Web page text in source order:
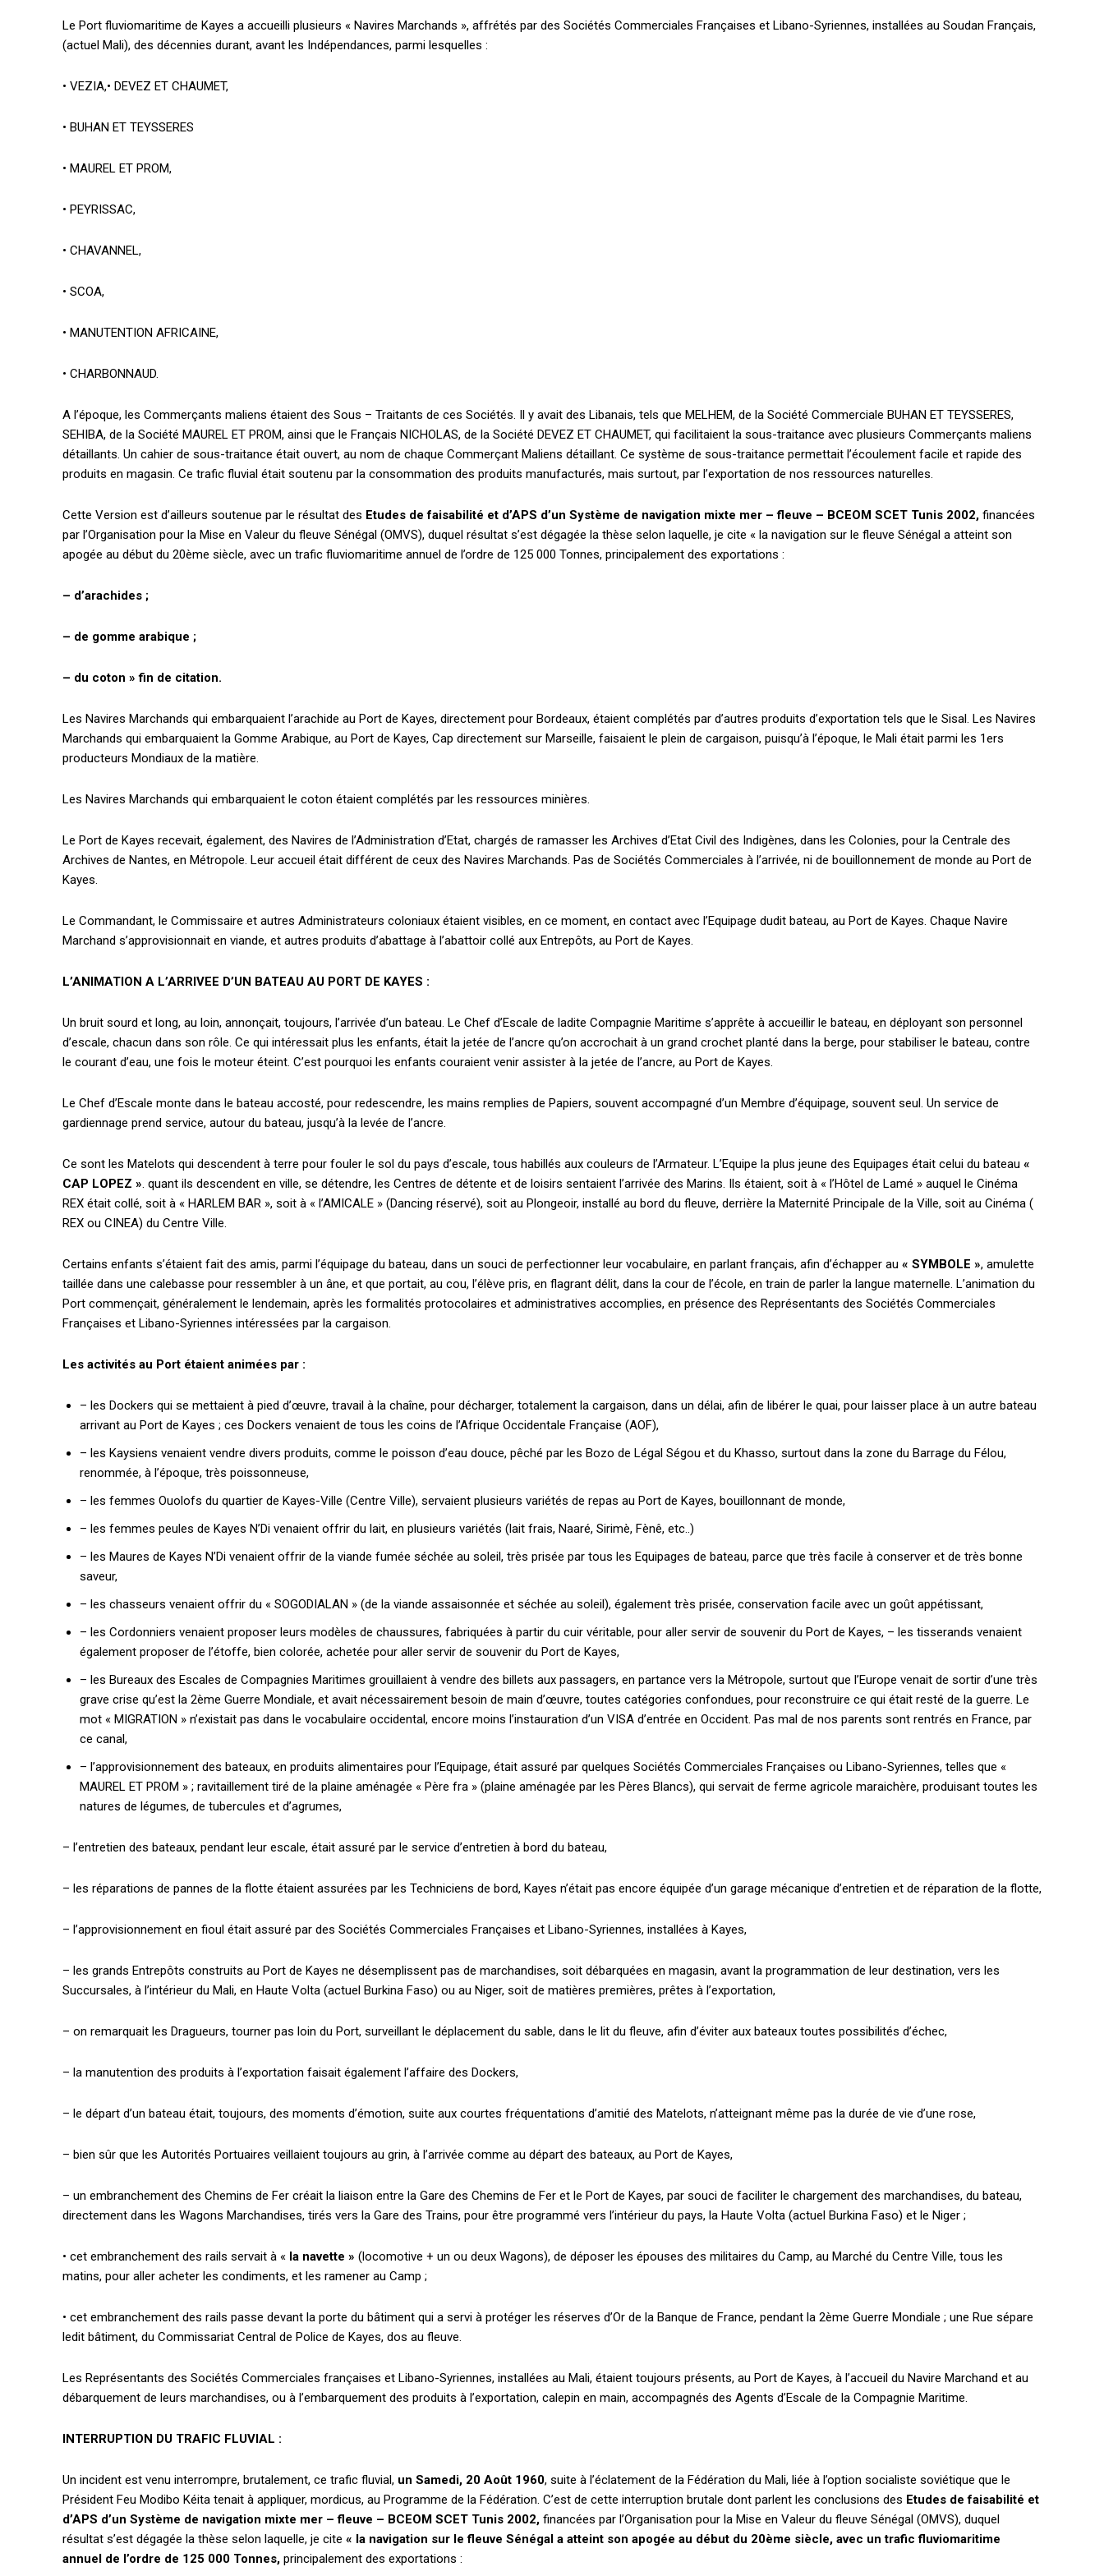
Accès gratuit
Gratuit /accès limité
Quelques articles
Annonces
Le magazine
CHOISIR LE FORFAIT
$22
Le magazine
Tous les articles
Annonces
CHOISIR LE FORFAIT
Le Port fluviomaritime de Kayes a accueilli plusieurs « Navires Marchands », affrétés par des Sociétés Commerciales Françaises et Libano-Syriennes, installées au Soudan Français,
(actuel Mali), des décennies durant, avant les Indépendances, parmi lesquelles :
• VEZIA,• DEVEZ ET CHAUMET,
• BUHAN ET TEYSSERES
• MAUREL ET PROM,
• PEYRISSAC,
• CHAVANNEL,
• SCOA,
• MANUTENTION AFRICAINE,
• CHARBONNAUD.
A l’époque, les Commerçants maliens étaient des Sous – Traitants de ces Sociétés. Il y avait des Libanais, tels que MELHEM, de la Société Commerciale BUHAN ET TEYSSERES,
SEHIBA, de la Société MAUREL ET PROM, ainsi que le Français NICHOLAS, de la Société DEVEZ ET CHAUMET, qui facilitaient la sous-traitance avec plusieurs Commerçants maliens
détaillants. Un cahier de sous-traitance était ouvert, au nom de chaque Commerçant Maliens détaillant. Ce système de sous-traitance permettait l’écoulement facile et rapide des
produits en magasin. Ce trafic fluvial était soutenu par la consommation des produits manufacturés, mais surtout, par l’exportation de nos ressources naturelles.
Cette Version est d’ailleurs soutenue par le résultat des Etudes de faisabilité et d’APS d’un Système de navigation mixte mer – fleuve – BCEOM SCET Tunis 2002, financées
par l’Organisation pour la Mise en Valeur du fleuve Sénégal (OMVS), duquel résultat s’est dégagée la thèse selon laquelle, je cite « la navigation sur le fleuve Sénégal a atteint son
apogée au début du 20ème siècle, avec un trafic fluviomaritime annuel de l’ordre de 125 000 Tonnes, principalement des exportations :
– d’arachides ;
– de gomme arabique ;
– du coton » fin de citation.
Les Navires Marchands qui embarquaient l’arachide au Port de Kayes, directement pour Bordeaux, étaient complétés par d’autres produits d’exportation tels que le Sisal. Les Navires
Marchands qui embarquaient la Gomme Arabique, au Port de Kayes, Cap directement sur Marseille, faisaient le plein de cargaison, puisqu’à l’époque, le Mali était parmi les 1ers
producteurs Mondiaux de la matière.
Les Navires Marchands qui embarquaient le coton étaient complétés par les ressources minières.
Le Port de Kayes recevait, également, des Navires de l’Administration d’Etat, chargés de ramasser les Archives d’Etat Civil des Indigènes, dans les Colonies, pour la Centrale des
Archives de Nantes, en Métropole. Leur accueil était différent de ceux des Navires Marchands. Pas de Sociétés Commerciales à l’arrivée, ni de bouillonnement de monde au Port de
Kayes.
Le Commandant, le Commissaire et autres Administrateurs coloniaux étaient visibles, en ce moment, en contact avec l’Equipage dudit bateau, au Port de Kayes. Chaque Navire
Marchand s’approvisionnait en viande, et autres produits d’abattage à l’abattoir collé aux Entrepôts, au Port de Kayes.
L’ANIMATION A L’ARRIVEE D’UN BATEAU AU PORT DE KAYES :
Un bruit sourd et long, au loin, annonçait, toujours, l’arrivée d’un bateau. Le Chef d’Escale de ladite Compagnie Maritime s’apprête à accueillir le bateau, en déployant son personnel
d’escale, chacun dans son rôle. Ce qui intéressait plus les enfants, était la jetée de l’ancre qu’on accrochait à un grand crochet planté dans la berge, pour stabiliser le bateau, contre
le courant d’eau, une fois le moteur éteint. C’est pourquoi les enfants couraient venir assister à la jetée de l’ancre, au Port de Kayes.
Le Chef d’Escale monte dans le bateau accosté, pour redescendre, les mains remplies de Papiers, souvent accompagné d’un Membre d’équipage, souvent seul. Un service de
gardiennage prend service, autour du bateau, jusqu’à la levée de l’ancre.
Ce sont les Matelots qui descendent à terre pour fouler le sol du pays d’escale, tous habillés aux couleurs de l’Armateur. L’Equipe la plus jeune des Equipages était celui du bateau «
CAP LOPEZ ». quant ils descendent en ville, se détendre, les Centres de détente et de loisirs sentaient l’arrivée des Marins. Ils étaient, soit à « l’Hôtel de Lamé » auquel le Cinéma
REX était collé, soit à « HARLEM BAR », soit à « l’AMICALE » (Dancing réservé), soit au Plongeoir, installé au bord du fleuve, derrière la Maternité Principale de la Ville, soit au Cinéma (
REX ou CINEA) du Centre Ville.
Certains enfants s’étaient fait des amis, parmi l’équipage du bateau, dans un souci de perfectionner leur vocabulaire, en parlant français, afin d’échapper au « SYMBOLE », amulette
taillée dans une calebasse pour ressembler à un âne, et que portait, au cou, l’élève pris, en flagrant délit, dans la cour de l’école, en train de parler la langue maternelle. L’animation du
Port commençait, généralement le lendemain, après les formalités protocolaires et administratives accomplies, en présence des Représentants des Sociétés Commerciales
Françaises et Libano-Syriennes intéressées par la cargaison.
Les activités au Port étaient animées par :
– les Dockers qui se mettaient à pied d’œuvre, travail à la chaîne, pour décharger, totalement la cargaison, dans un délai, afin de libérer le quai, pour laisser place à un autre bateau
arrivant au Port de Kayes ; ces Dockers venaient de tous les coins de l’Afrique Occidentale Française (AOF),
– les Kaysiens venaient vendre divers produits, comme le poisson d’eau douce, pêché par les Bozo de Légal Ségou et du Khasso, surtout dans la zone du Barrage du Félou,
renommée, à l’époque, très poissonneuse,
– les femmes Ouolofs du quartier de Kayes-Ville (Centre Ville), servaient plusieurs variétés de repas au Port de Kayes, bouillonnant de monde,
– les femmes peules de Kayes N’Di venaient offrir du lait, en plusieurs variétés (lait frais, Naaré, Sirimè, Fènê, etc..)
– les Maures de Kayes N’Di venaient offrir de la viande fumée séchée au soleil, très prisée par tous les Equipages de bateau, parce que très facile à conserver et de très bonne
saveur,
– les chasseurs venaient offrir du « SOGODIALAN » (de la viande assaisonnée et séchée au soleil), également très prisée, conservation facile avec un goût appétissant,
– les Cordonniers venaient proposer leurs modèles de chaussures, fabriquées à partir du cuir véritable, pour aller servir de souvenir du Port de Kayes, – les tisserands venaient
également proposer de l’étoffe, bien colorée, achetée pour aller servir de souvenir du Port de Kayes,
– les Bureaux des Escales de Compagnies Maritimes grouillaient à vendre des billets aux passagers, en partance vers la Métropole, surtout que l’Europe venait de sortir d’une très
grave crise qu’est la 2ème Guerre Mondiale, et avait nécessairement besoin de main d’œuvre, toutes catégories confondues, pour reconstruire ce qui était resté de la guerre. Le
mot « MIGRATION » n’existait pas dans le vocabulaire occidental, encore moins l’instauration d’un VISA d’entrée en Occident. Pas mal de nos parents sont rentrés en France, par
ce canal,
– l’approvisionnement des bateaux, en produits alimentaires pour l’Equipage, était assuré par quelques Sociétés Commerciales Françaises ou Libano-Syriennes, telles que «
MAUREL ET PROM » ; ravitaillement tiré de la plaine aménagée « Père fra » (plaine aménagée par les Pères Blancs), qui servait de ferme agricole maraichère, produisant toutes les
natures de légumes, de tubercules et d’agrumes,
– l’entretien des bateaux, pendant leur escale, était assuré par le service d’entretien à bord du bateau,
– les réparations de pannes de la flotte étaient assurées par les Techniciens de bord, Kayes n’était pas encore équipée d’un garage mécanique d’entretien et de réparation de la flotte,
– l’approvisionnement en fioul était assuré par des Sociétés Commerciales Françaises et Libano-Syriennes, installées à Kayes,
– les grands Entrepôts construits au Port de Kayes ne désemplissent pas de marchandises, soit débarquées en magasin, avant la programmation de leur destination, vers les
Succursales, à l’intérieur du Mali, en Haute Volta (actuel Burkina Faso) ou au Niger, soit de matières premières, prêtes à l’exportation,
– on remarquait les Dragueurs, tourner pas loin du Port, surveillant le déplacement du sable, dans le lit du fleuve, afin d’éviter aux bateaux toutes possibilités d’échec,
– la manutention des produits à l’exportation faisait également l’affaire des Dockers,
– le départ d’un bateau était, toujours, des moments d’émotion, suite aux courtes fréquentations d’amitié des Matelots, n’atteignant même pas la durée de vie d’une rose,
– bien sûr que les Autorités Portuaires veillaient toujours au grin, à l’arrivée comme au départ des bateaux, au Port de Kayes,
– un embranchement des Chemins de Fer créait la liaison entre la Gare des Chemins de Fer et le Port de Kayes, par souci de faciliter le chargement des marchandises, du bateau,
directement dans les Wagons Marchandises, tirés vers la Gare des Trains, pour être programmé vers l’intérieur du pays, la Haute Volta (actuel Burkina Faso) et le Niger ;
• cet embranchement des rails servait à « la navette » (locomotive + un ou deux Wagons), de déposer les épouses des militaires du Camp, au Marché du Centre Ville, tous les
matins, pour aller acheter les condiments, et les ramener au Camp ;
• cet embranchement des rails passe devant la porte du bâtiment qui a servi à protéger les réserves d’Or de la Banque de France, pendant la 2ème Guerre Mondiale ; une Rue sépare
ledit bâtiment, du Commissariat Central de Police de Kayes, dos au fleuve.
Les Représentants des Sociétés Commerciales françaises et Libano-Syriennes, installées au Mali, étaient toujours présents, au Port de Kayes, à l’accueil du Navire Marchand et au
débarquement de leurs marchandises, ou à l’embarquement des produits à l’exportation, calepin en main, accompagnés des Agents d’Escale de la Compagnie Maritime.
INTERRUPTION DU TRAFIC FLUVIAL :
Un incident est venu interrompre, brutalement, ce trafic fluvial, un Samedi, 20 Août 1960, suite à l’éclatement de la Fédération du Mali, liée à l’option socialiste soviétique que le
Président Feu Modibo Kéita tenait à appliquer, mordicus, au Programme de la Fédération. C’est de cette interruption brutale dont parlent les conclusions des Etudes de faisabilité et
d’APS d’un Système de navigation mixte mer – fleuve – BCEOM SCET Tunis 2002, financées par l’Organisation pour la Mise en Valeur du fleuve Sénégal (OMVS), duquel
résultat s’est dégagée la thèse selon laquelle, je cite « la navigation sur le fleuve Sénégal a atteint son apogée au début du 20ème siècle, avec un trafic fluviomaritime
annuel de l’ordre de 125 000 Tonnes, principalement des exportations :